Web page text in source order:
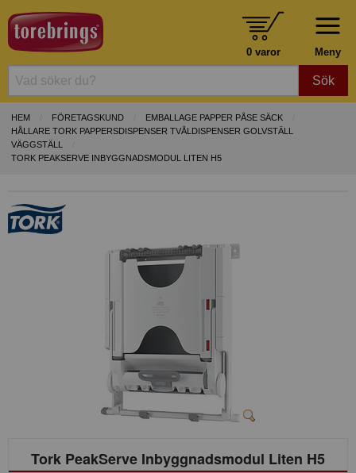
Meny
0 varor
Sök
HEM FÖRETAGSKUND
EMBALLAGE PAPPER PÅSE SÄCK
HÅLLARE TORK PAPPERSDISPENSER TVÅLDISPENSER GOLVSTÄLL
VÄGGSTÄLL
TORK PEAKSERVE INBYGGNADSMODUL LITEN H5
Tork PeakServe Inbyggnadsmodul Liten H5